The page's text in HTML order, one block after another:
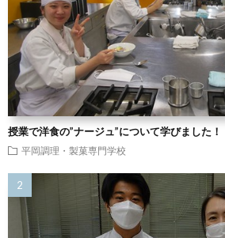
授業で洋食の”ナージュ”について学びました！
平岡調理・製菓専門学校